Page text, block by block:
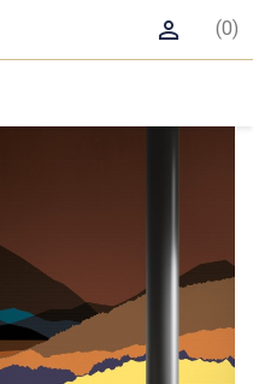
(0)
